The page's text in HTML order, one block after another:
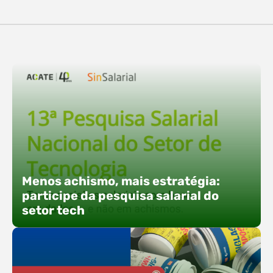
O Polo ACATE-ACIRS confirma presença na
direta: transformar o espaço em um ponto ativo
de conexões e oportunidades. Ao lado do polo, 13
empresas associadas integram o espaço tech,
que estará conectado a um dos palcos
alternativos do evento. A presença conjunta
fortalece o ecossistema e amplia…
Menos achismo, mais estratégia:
participe da pesquisa salarial do
setor tech